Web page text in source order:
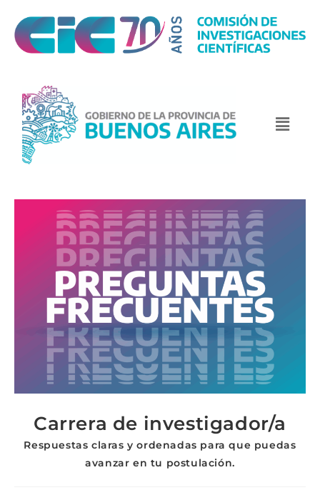
Carrera de investigador/a
Respuestas claras y ordenadas para que puedas
avanzar en tu postulación.